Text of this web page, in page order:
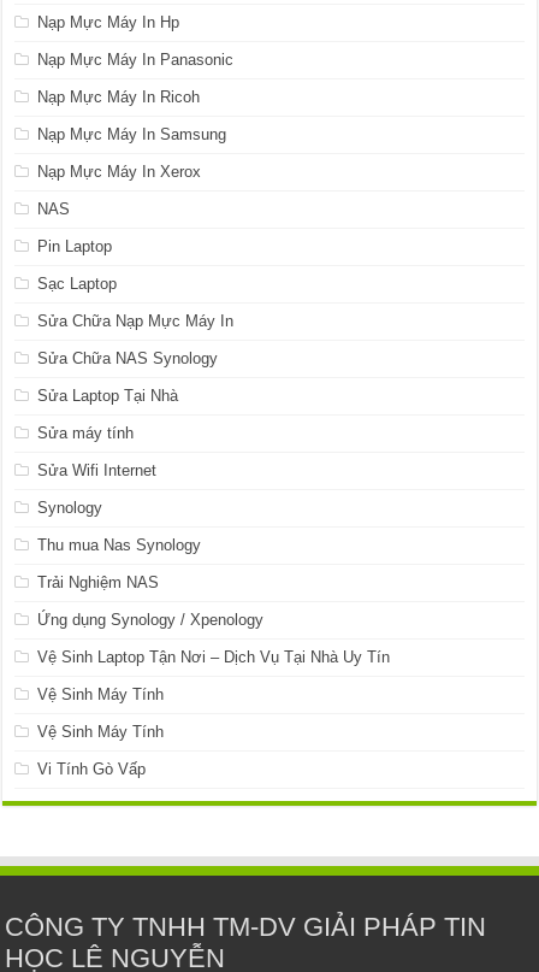
Nạp Mực Máy In Hp
Nạp Mực Máy In Panasonic
Nạp Mực Máy In Ricoh
Nạp Mực Máy In Samsung
Nạp Mực Máy In Xerox
NAS
Pin Laptop
Sạc Laptop
Sửa Chữa Nạp Mực Máy In
Sửa Chữa NAS Synology
Sửa Laptop Tại Nhà
Sửa máy tính
Sửa Wifi Internet
Synology
Thu mua Nas Synology
Trải Nghiệm NAS
Ứng dụng Synology / Xpenology
Vệ Sinh Laptop Tận Nơi – Dịch Vụ Tại Nhà Uy Tín
Vệ Sinh Máy Tính
Vệ Sinh Máy Tính
Vi Tính Gò Vấp
CÔNG TY TNHH TM-DV GIẢI PHÁP TIN
HỌC LÊ NGUYỄN